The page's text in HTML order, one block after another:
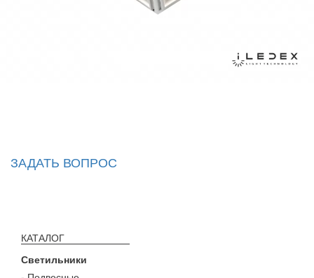
ЗАДАТЬ ВОПРОС
КАТАЛОГ
Светильники